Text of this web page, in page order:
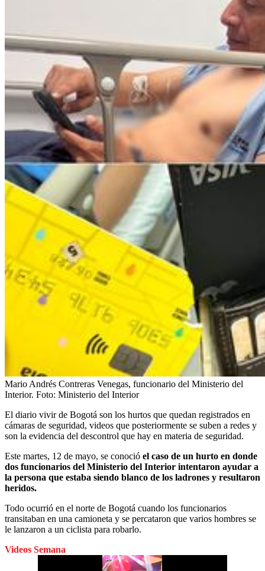
Mario Andrés Contreras Venegas, funcionario del Ministerio del
Interior. Foto: Ministerio del Interior
El diario vivir de Bogotá son los hurtos que quedan registrados en
cámaras de seguridad, videos que posteriormente se suben a redes y
son la evidencia del descontrol que hay en materia de seguridad.
Este martes, 12 de mayo, se conoció el caso de un hurto en donde
dos funcionarios del Ministerio del Interior intentaron ayudar a
la persona que estaba siendo blanco de los ladrones y resultaron
heridos.
Todo ocurrió en el norte de Bogotá cuando los funcionarios
transitaban en una camioneta y se percataron que varios hombres se
le lanzaron a un ciclista para robarlo.
Videos Semana